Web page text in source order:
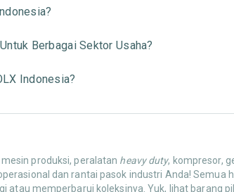
Berbagai Sektor Usaha?
Indonesia?
produksi, peralatan heavy duty, kompresor,
dan rantai pasok industri Anda! Semua
atau memperbarui koleksinya. Yuk, lihat barang